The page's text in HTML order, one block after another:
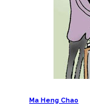
Ma Heng Chao